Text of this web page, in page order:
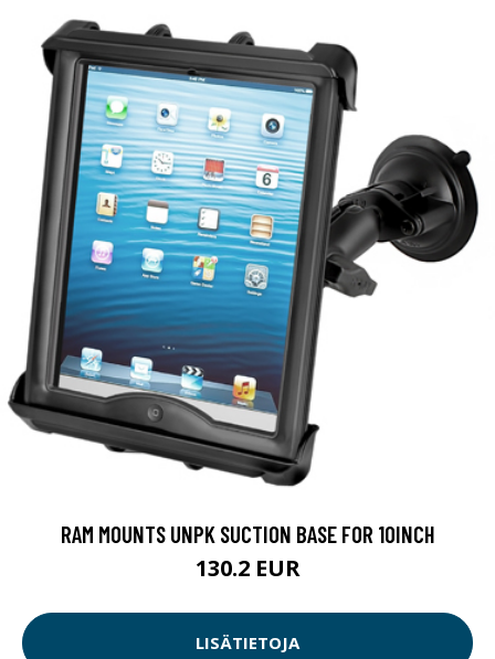
RAM MOUNTS UNPK SUCTION BASE FOR 10INCH
130.2 EUR
LISÄTIETOJA